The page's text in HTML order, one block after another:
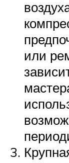
или